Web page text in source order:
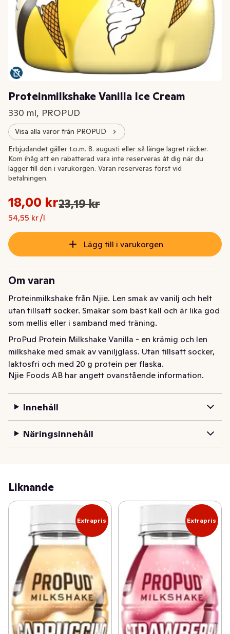
Proteinmilkshake Vanilla Ice Cream
330 ml, PROPUD
Visa alla varor från PROPUD
Extrapris
Ursprungspriset var: 23,19 kr
Nuvarande pris är: 18,00 kr
18,00 kr23,19 kr
54,55 kr /l
Styckpris: 54,55 kr /l
Erbjudandet gäller t.o.m. 8. augusti eller så länge lagret räcker.
Kom ihåg att en rabatterad vara inte reserveras åt dig när du
lägger till den i varukorgen. Varan reserveras först vid
betalningen.
Lägg till i varukorgen
Om varan
Proteinmilkshake från Njie. Len smak av vanilj och helt
utan tillsatt socker. Smakar som bäst kall och är lika god
som mellis eller i samband med träning.
ProPud Protein Milkshake Vanilla - en krämig och len
milkshake med smak av vaniljglass. Utan tillsatt socker,
laktosfri och med 20 g protein per flaska.
Njie Foods AB har angett ovanstående information.
Innehåll
Näringsinnehåll
Liknande
Extrapris Extrapris